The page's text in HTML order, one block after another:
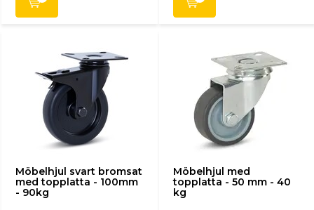
Möbelhjul svart bromsat
med topplatta - 100mm
- 90kg
Möbelhjul med
topplatta - 50 mm - 40
kg